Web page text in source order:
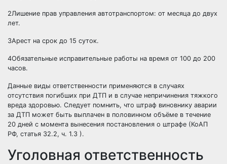
2Лишение прав управления автотранспортом: от месяца до двух
лет.
3Арест на срок до 15 суток.
4Обязательные исправительные работы на время от 100 до 200
часов.
Данные виды ответственности применяются в случаях
отсутствия погибших при ДТП и в случае непричинения тяжкого
вреда здоровью. Следует помнить, что штраф виновнику аварии
за ДТП может быть выплачен в половинном объёме в течение
20 дней с момента вынесения постановления о штрафе (КоАП
РФ, статья 32.2, ч. 1.3 ).
Уголовная ответственность